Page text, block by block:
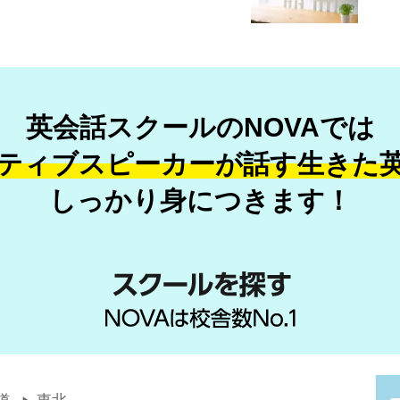
英会話スクールのNOVAでは
ィブスピーカーが話す生きた
しっかり身につきます！